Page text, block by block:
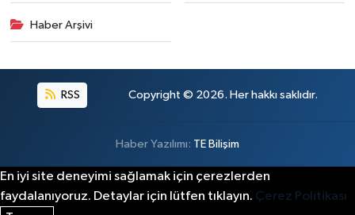
Haber Arşivi
RSS Copyright © 2026. Her hakkı saklıdır.
Haber Yazılımı: TE Bilişim
En iyi site deneyimi sağlamak için çerezlerden
faydalanıyoruz. Detaylar için lütfen tıklayın. Çerez Politikası